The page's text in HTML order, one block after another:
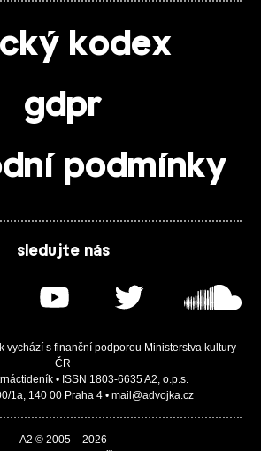
kodex
gdpr
podmínky
sledujte nás
vychází s finanční podporou Ministerstva kultury
ČR
• ISSN 1803-6635 A2, o.p.s.
1a, 140 00 Praha 4 • mail@advojka.cz
A2 © 2005 – 2026